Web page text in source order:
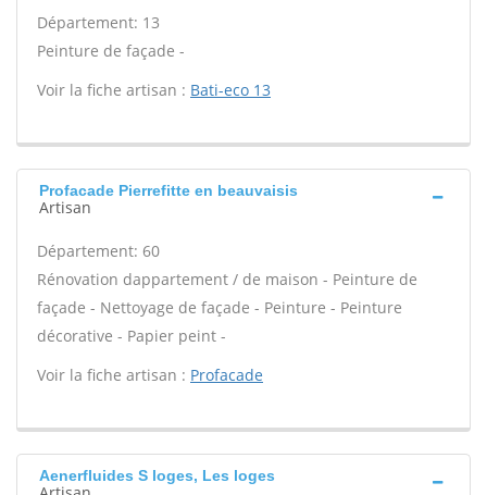
Département: 13
Peinture de façade -
Voir la fiche artisan : Bati-eco 13
Profacade Pierrefitte en beauvaisis
Artisan
Département: 60
Rénovation dappartement / de maison - Peinture de
façade - Nettoyage de façade - Peinture - Peinture
décorative - Papier peint -
Voir la fiche artisan : Profacade
Aenerfluides S loges, Les loges